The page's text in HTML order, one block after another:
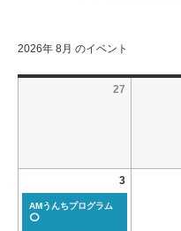
2026年 8月 のイベント
27
3
AMうんちプログラム
⭕